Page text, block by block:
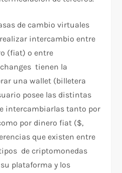
de cambio virtuales
intercambio entre
(fiat) o entre
tienen la
una wallet (billetera
posee las distintas
intercambiarlas tanto por
por dinero fiat ($,
que existen entre
de criptomonedas
plataforma y los